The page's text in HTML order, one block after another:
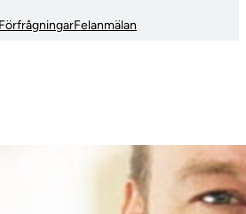
FörfrågningarFelanmälan